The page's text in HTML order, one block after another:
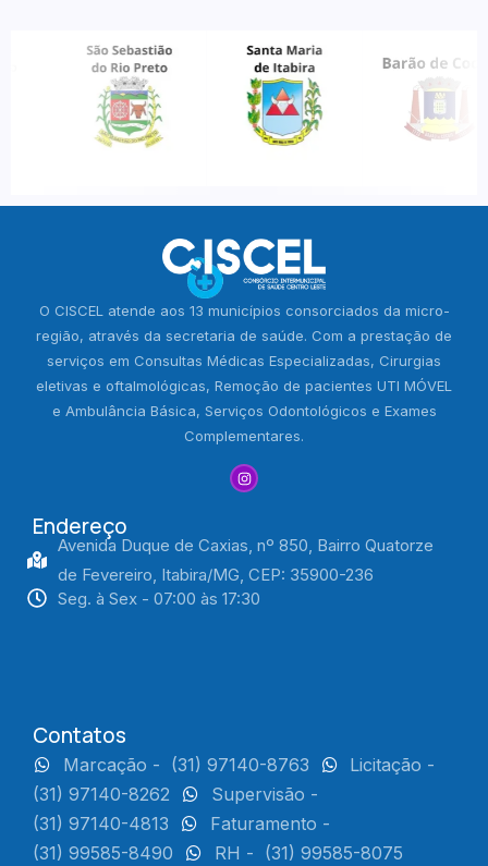
O CISCEL atende aos 13 municípios consorciados da micro-
região, através da secretaria de saúde. Com a prestação de
serviços em Consultas Médicas Especializadas, Cirurgias
eletivas e oftalmológicas, Remoção de pacientes UTI MÓVEL
e Ambulância Básica, Serviços Odontológicos e Exames
Complementares.
Endereço
Avenida Duque de Caxias, nº 850, Bairro Quatorze
de Fevereiro, Itabira/MG, CEP: 35900-236
Seg. à Sex - 07:00 às 17:30
Contatos
Marcação - (31) 97140-8763
Licitação -
(31) 97140-8262
Supervisão -
(31) 97140-4813
Faturamento -
(31) 99585-8490
RH - (31) 99585-8075